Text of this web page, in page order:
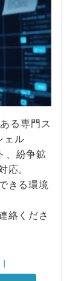
る専門ス
ェル
、紛争鉱
応。
きる環境
絡くださ